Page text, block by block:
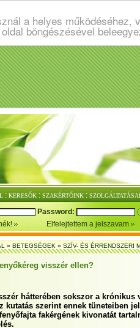
a helyes
böngészésével
: KERESŐK : SZAKÉRTŐINK :
Password:
Elfelejtettem a jelszavam
»BETEGSÉGEK»SZÍV- ÉS ÉRRENDSZERI
visszér ellen?
hátterében sokszor a krónikus
kutatás szerint ennek tüneteiben
fakérgének kivonatát